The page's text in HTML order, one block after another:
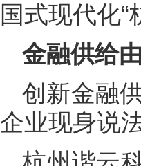
国式现代化“
金融供给
创新金融
企业现身说法